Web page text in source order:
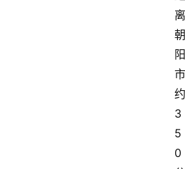
离
朝
阳
市
约
3
5
0